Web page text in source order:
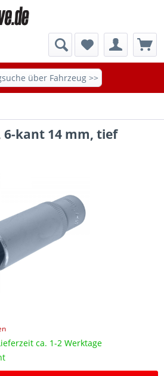
über Fahrzeug >>
6-kant 14 mm, tief
ca. 1-2 Werktage